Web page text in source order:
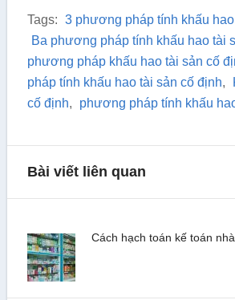
Tags: 3 phương pháp tính khấu
Ba phương pháp tính khấu hao tài
phương pháp khấu hao tài sản cố
pháp tính khấu hao tài sản cố định,
cố định, phương pháp tính khấu
Bài viết liên quan
Cách hạch toán kế toán